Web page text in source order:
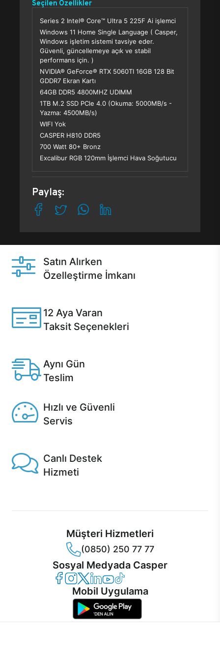
Seçilen Özellikler
Series 2 Intel® Core™ Ultra 5 225F Ai işlemci
Windows 11 Home Single Language ( Casper,
Windows işletim sistemi tavsiye eder.
Güvenli, güncellemeye açık ve stabil
performans için. )
NVIDIA® GeForce® RTX 5060TI 16GB 128 Bit
GDDR7 Ekran Kartı
64GB DDR5 4800MHZ UDIMM
1TB M.2 SSD PCle 4.0 (Okuma: 5000MB/s -
Yazma: 4500MB/s)
WIFI Yok
CASPER H810 DDR5
700 Watt 80+ Bronz
Excalibur RGB 120mm İşlemci Hava Soğutucu
Paylaş:
Satın Alırken
Özelleştirme İmkanı
12 Aya Varan
Taksit Seçenekleri
Aynı Gün
Teslim
Hızlı ve Güvenli
Servis
Canlı Destek
Hizmeti
Müşteri Hizmetleri
(0850) 250 77 77
Sosyal Medyada Casper
Casper Facebook
Casper Instagram
Casper Twitter
Casper LinkedIn
Casper YouTube
Casper TikTok
Mobil Uygulama